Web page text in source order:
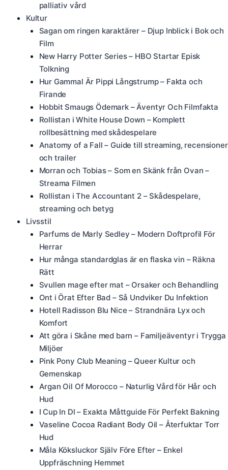
palliativ vård
Kultur
Sagan om ringen karaktärer – Djup Inblick i Bok och
Film
New Harry Potter Series – HBO Startar Episk
Tolkning
Hur Gammal Är Pippi Långstrump – Fakta och
Firande
Hobbit Smaugs Ödemark – Äventyr Och Filmfakta
Rollistan i White House Down – Komplett
rollbesättning med skådespelare
Anatomy of a Fall – Guide till streaming, recensioner
och trailer
Morran och Tobias – Som en Skänk från Ovan –
Streama Filmen
Rollistan i The Accountant 2 – Skådespelare,
streaming och betyg
Livsstil
Parfums de Marly Sedley – Modern Doftprofil För
Herrar
Hur många standardglas är en flaska vin – Räkna
Rätt
Svullen mage efter mat – Orsaker och Behandling
Ont i Örat Efter Bad – Så Undviker Du Infektion
Hotell Radisson Blu Nice – Strandnära Lyx och
Komfort
Att göra i Skåne med barn – Familjeäventyr i Trygga
Miljöer
Pink Pony Club Meaning – Queer Kultur och
Gemenskap
Argan Oil Of Morocco – Naturlig Vård för Hår och
Hud
I Cup In Dl – Exakta Måttguide För Perfekt Bakning
Vaseline Cocoa Radiant Body Oil – Återfuktar Torr
Hud
Måla Köksluckor Själv Före Efter – Enkel
Uppfräschning Hemmet